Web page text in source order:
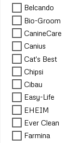
Belcando
Bio-Groom
CanineCare
Canius
Cat's Best
Chipsi
Cibau
Easy-Life
EHEIM
Ever Clean
Farmina